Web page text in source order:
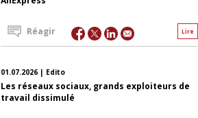
Lire
Réagir
01.07.2026 | Edito
Les réseaux sociaux, grands exploiteurs de
travail dissimulé